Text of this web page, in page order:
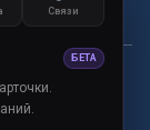
и авторов.
Связи
БЕТА